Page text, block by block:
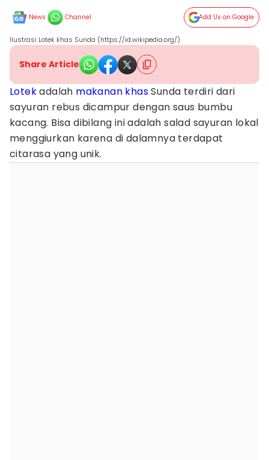
News Channel Add Us on Google
Ilustrasi Lotek khas Sunda (https://id.wikipedia.org/)
Share Article
Lotekadalah makanan khasSunda terdiri dari
sayuran rebus dicampur dengan saus bumbu
kacang. Bisa dibilang ini adalah salad sayuran lokal
menggiurkan karena di dalamnya terdapat
citarasa yang unik.